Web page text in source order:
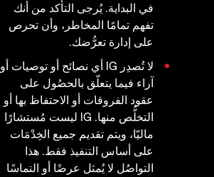
في البداية. يُرجى التأكد من أنك
تفهم تمامًا المخاطر، وأن تحرص
على إدارة تعرُّضك.
لا تُصدِر IG أي نصائح أو توصيات أو
آراء فيما يتعلّق بالحصُول على
عقود الفروقات أو الاحتفاظ بها أو
التخلُّص منها. IG ليست مُستشارًا
ماليّا، ويتم تقديم جميع الخِدْمَات
على أساس التنفيذ فقط. هذا
التواصُل لا يُمثل عرضًا أو التماسًا